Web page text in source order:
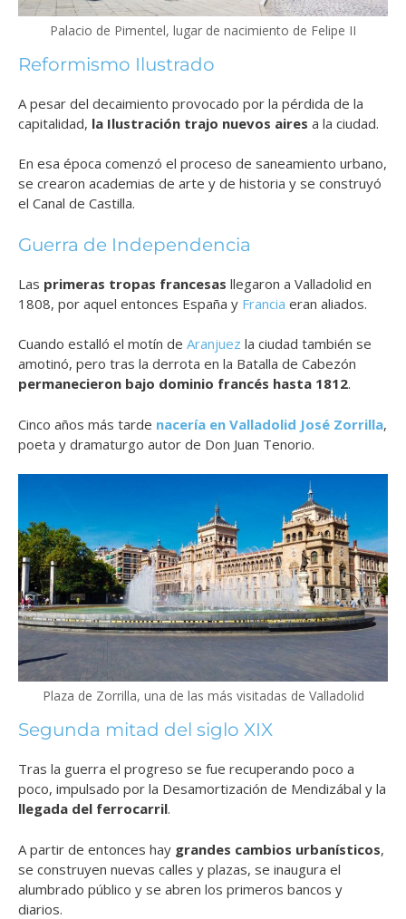
Palacio de Pimentel, lugar de nacimiento de Felipe II
Reformismo Ilustrado
A pesar del decaimiento provocado por la pérdida de la
capitalidad, la Ilustración trajo nuevos aires a la ciudad.
En esa época comenzó el proceso de saneamiento urbano,
se crearon academias de arte y de historia y se construyó
el Canal de Castilla.
Guerra de Independencia
Las primeras tropas francesas llegaron a Valladolid en
1808, por aquel entonces España y Francia eran aliados.
Cuando estalló el motín de Aranjuez la ciudad también se
amotinó, pero tras la derrota en la Batalla de Cabezón
permanecieron bajo dominio francés hasta 1812.
Cinco años más tarde nacería en Valladolid José Zorrilla,
poeta y dramaturgo autor de Don Juan Tenorio.
Plaza de Zorrilla, una de las más visitadas de Valladolid
Segunda mitad del siglo XIX
Tras la guerra el progreso se fue recuperando poco a
poco, impulsado por la Desamortización de Mendizábal y la
llegada del ferrocarril.
A partir de entonces hay grandes cambios urbanísticos,
se construyen nuevas calles y plazas, se inaugura el
alumbrado público y se abren los primeros bancos y
diarios.